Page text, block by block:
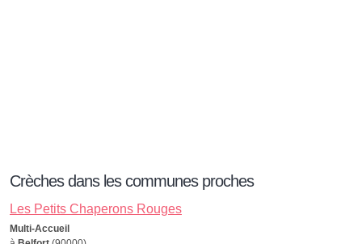
Crèches dans les communes proches
Les Petits Chaperons Rouges
Multi-Accueil